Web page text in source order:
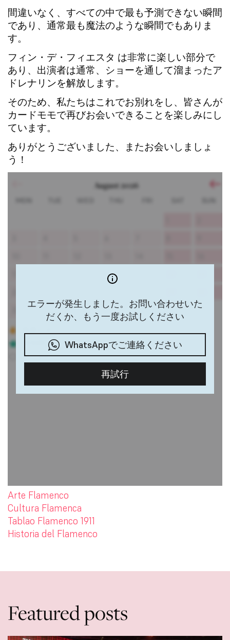
間違いなく、すべての中で最も予測できない瞬間
であり、通常最も魔法のような瞬間でもありま
す。
フィン・デ・フィエスタ は非常に楽しい部分で
あり、出演者は通常、ショーを通して溜まったア
ドレナリンを解放します。
そのため、私たちはこれでお別れをし、皆さんが
カードモモで再びお会いできることを楽しみにし
ています。
ありがとうございました、またお会いしましょ
う！
Arte Flamenco
Cultura Flamenca
Tablao Flamenco 1911
Historia del Flamenco
Featured posts